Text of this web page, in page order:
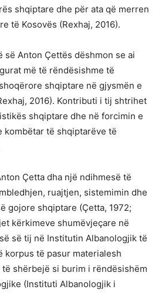
shqiptare dhe për ata që merren
të Kosovës (Rexhaj, 2016).
së Anton Çettës dëshmon se ai
më të rëndësishme të
shqiptare në gjysmën e
2016). Kontributi i tij shtrihet
shqiptare dhe në forcimin e
kombëtar të shqiptarëve të
Çetta dha një ndihmesë të
ruajtjen, sistemimin dhe
gojore shqiptare (Çetta, 1972;
kërkimeve shumëvjeçare në
së tij në Institutin Albanologjik të
korpus të pasur materialesh
shërbejë si burim i rëndësishëm
(Instituti Albanologjik i